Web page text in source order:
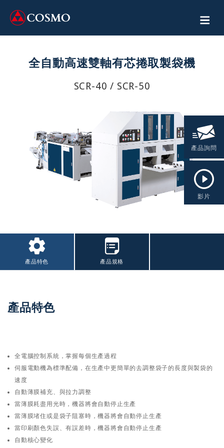
產品詢問
影片
全自動高速雙軸有芯捲取製袋機
SCR-40 / SCR-50
產品特色 產品規格
產品特色
全電腦控制系統，掌握每個生產過程
伺服電動機為標準配備，在生產中更簡單的去調整袋子的長度與製袋的
速度
自動薄膜補充、與拉力調整
當薄膜耗盡用光時，機器將會自動停止生產
當薄膜堵住或是袋子阻塞時，機器將會自動停止生產
當印刷顏色失誤、有誤差時，機器將會自動停止生產
自動核心變化